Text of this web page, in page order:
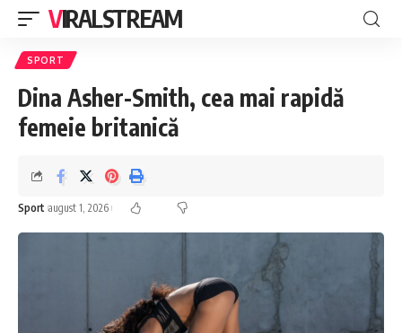
VIRALSTREAM
SPORT
Dina Asher-Smith, cea mai rapidă
femeie britanică
Sport august 1, 2026